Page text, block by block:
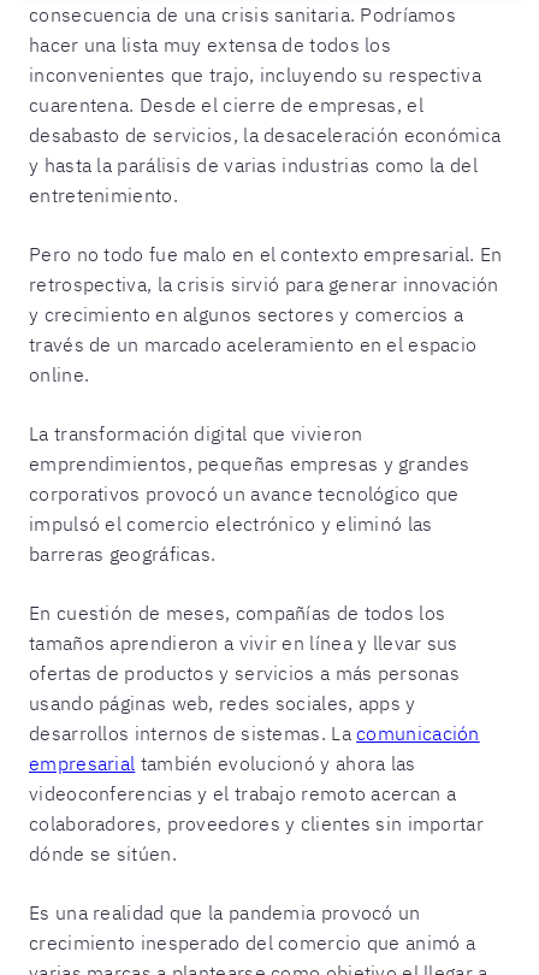
consecuencia de una crisis sanitaria. Podríamos
hacer una lista muy extensa de todos los
inconvenientes que trajo, incluyendo su respectiva
cuarentena. Desde el cierre de empresas, el
desabasto de servicios, la desaceleración económica
y hasta la parálisis de varias industrias como la del
entretenimiento.
Pero no todo fue malo en el contexto empresarial. En
retrospectiva, la crisis sirvió para generar innovación
y crecimiento en algunos sectores y comercios a
través de un marcado aceleramiento en el espacio
online.
La transformación digital que vivieron
emprendimientos, pequeñas empresas y grandes
corporativos provocó un avance tecnológico que
impulsó el comercio electrónico y eliminó las
barreras geográficas.
En cuestión de meses, compañías de todos los
tamaños aprendieron a vivir en línea y llevar sus
ofertas de productos y servicios a más personas
usando páginas web, redes sociales, apps y
desarrollos internos de sistemas. Lacomunicación
empresarial también evolucionó y ahora las
videoconferencias y el trabajo remoto acercan a
colaboradores, proveedores y clientes sin importar
dónde se sitúen.
Es una realidad que la pandemia provocó un
crecimiento inesperado del comercio que animó a